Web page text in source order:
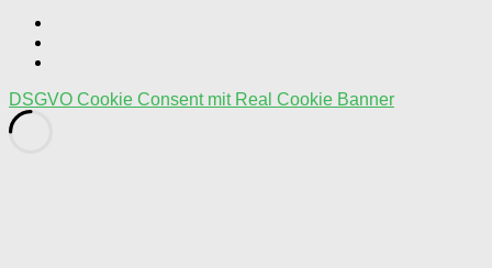
DSGVO Cookie Consent mit Real Cookie Banner